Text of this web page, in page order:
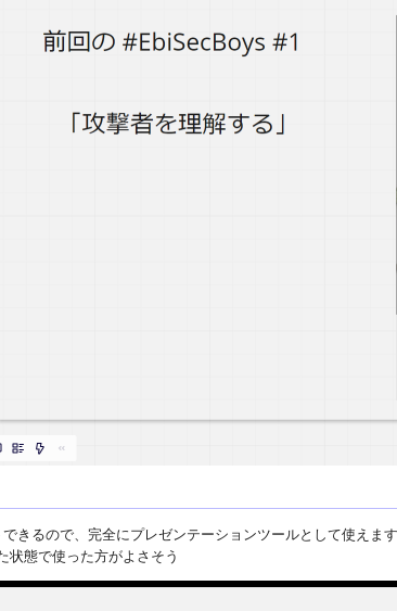
きるので、完全にプレゼンテーションツールとして使えま
状態で使った方がよさそう